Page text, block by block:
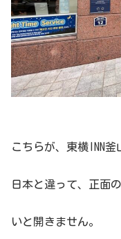
こちらが、東横INN釜
日本と違って、正面
いと開きません。